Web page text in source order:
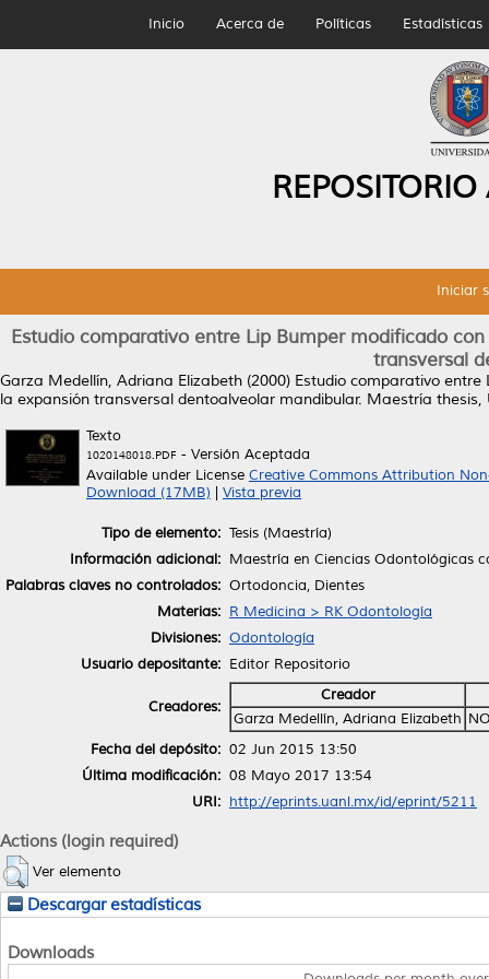
Inicio Acerca de Políticas Estadísticas
Iniciar
Estudio comparativo entre Lip Bumper modificado
transversal
Garza Medellín, Adriana Elizabeth (2000) Estudio comparativo entre
la expansión transversal dentoalveolar mandibular. Maestría thesis,
Texto
1020148018.PDF - Versión Aceptada
Available under License Creative Commons Attribution
Download (17MB)
Vista previa
Tipo de elemento: Tesis (Maestría)
Información adicional: Maestría en Ciencias Odontológicas
Palabras claves no controlados: Ortodoncia, Dientes
Materias: R Medicina > RK Odontología
Divisiones: Odontología
Usuario depositante: Editor Repositorio
Creadores:
Creador
Garza Medellín, Adriana Elizabeth
Fecha del depósito: 02 Jun 2015 13:50
Última modificación: 08 Mayo 2017 13:54
URI: http://eprints.uanl.mx/id/eprint/5211
Actions (login required)
Ver elemento
Descargar estadísticas
Downloads